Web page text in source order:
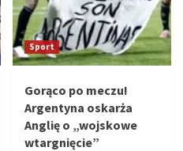
Sport
Gorąco po meczu!
Argentyna oskarża
Anglię o „wojskowe
wtargnięcie”